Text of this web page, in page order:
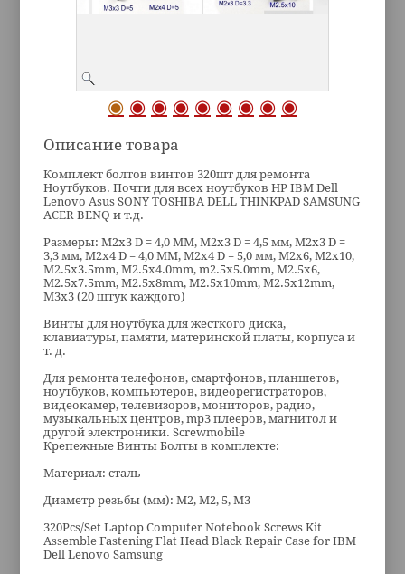
Описание товара
Комплект болтов винтов 320шт для ремонта
Ноутбуков. Почти для всех ноутбуков HP IBM Dell
Lenovo Asus SONY TOSHIBA DELL THINKPAD SAMSUNG
ACER BENQ и т.д.
Размеры: M2x3 D = 4,0 ММ, M2x3 D = 4,5 мм, M2x3 D =
3,3 мм, M2x4 D = 4,0 ММ, M2x4 D = 5,0 мм, M2x6, M2x10,
M2.5x3.5mm, M2.5x4.0mm, m2.5x5.0mm, M2.5x6,
M2.5x7.5mm, M2.5x8mm, M2.5x10mm, M2.5x12mm,
M3x3 (20 штук каждого)
Винты для ноутбука для жесткого диска,
клавиатуры, памяти, материнской платы, корпуса и
т. д.
Для ремонта телефонов, смартфонов, планшетов,
ноутбуков, компьютеров, видеорегистраторов,
видеокамер, телевизоров, мониторов, радио,
музыкальных центров, mp3 плееров, магнитол и
другой электроники. Screwmobile
Крепежные Винты Болты в комплекте:
Материал: сталь
Диаметр резьбы (мм): M2, M2, 5, M3
320Pcs/Set Laptop Computer Notebook Screws Kit
Assemble Fastening Flat Head Black Repair Case for IBM
Dell Lenovo Samsung